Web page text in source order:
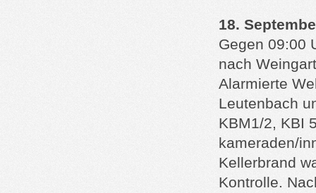
18.
Gegen 09:00
nach
Alarmierte
Leutenbach
KBM1/2, KBI
kameraden/
Kellerbrand
Kontrolle.